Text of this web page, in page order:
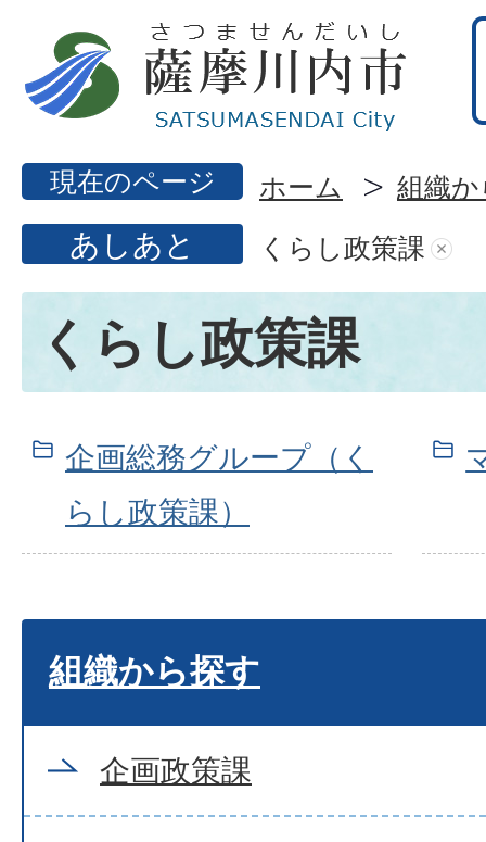
現在のページ ホーム 組織
あしあと くらし政策課
くらし政策課
企画総務グループ（く
らし政策課）
組織から探す
企画政策課